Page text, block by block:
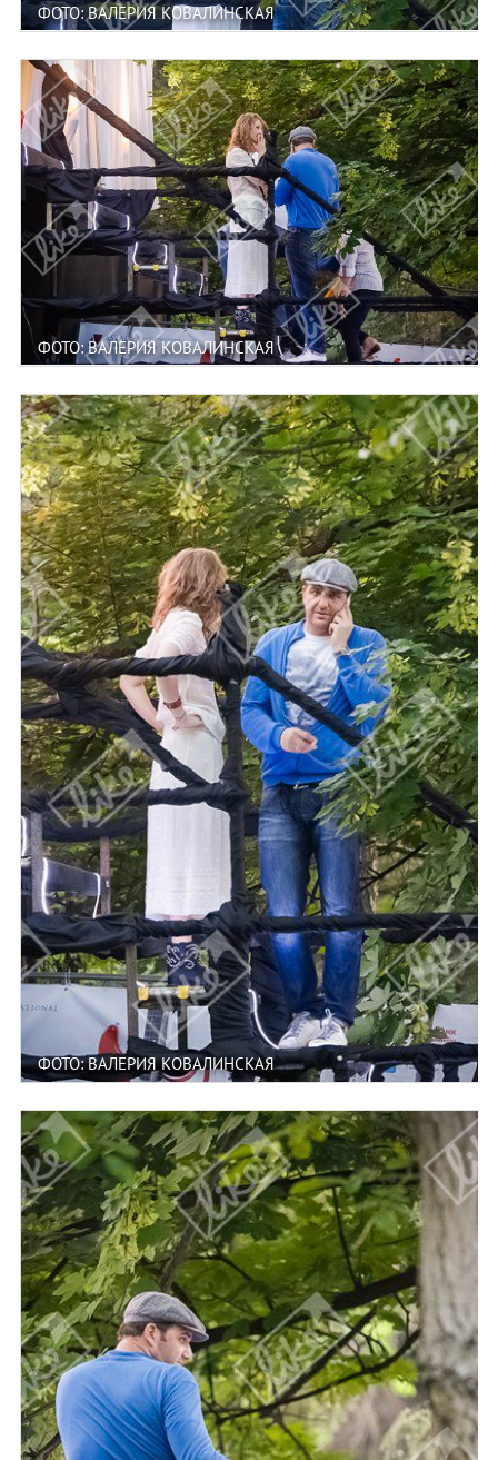
ФОТО: ВАЛЕРИЯ КОВАЛИНСКАЯ
ФОТО: ВАЛЕРИЯ КОВАЛИНСКАЯ
ФОТО: ВАЛЕРИЯ КОВАЛИНСКАЯ